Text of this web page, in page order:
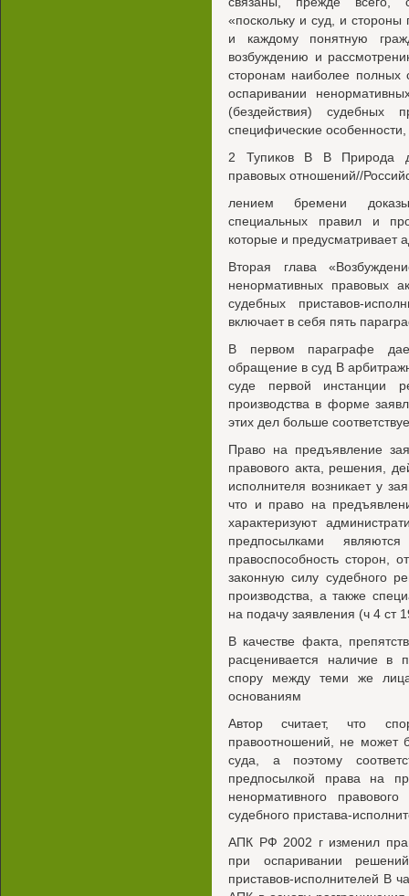
«поскольку и суд, и
и каждому понятную
возбуждению и
сторонам наиболее полных
оспаривании
(бездействия) судебных
специфические
2 Тупиков В В Природа
правовых отношений//
лением бремени
специальных правил и
которые и предусматривает
Вторая глава
ненормативных правовых
судебных приставов-
включает в себя пять
В первом параграфе
обращение в суд В
суде первой инстанции
производства в форме
этих дел больше
Право на предъявление
правового акта, решения,
исполнителя возникает у
что и право на
характеризуют
предпосылками являются
правоспособность сторон,
законную силу судебного
производства, а также
на подачу заявления (ч 4 ст
В качестве факта,
расценивается наличие в
спору между теми же
основаниям
Автор считает, что
правоотношений, не может
суда, а поэтому
предпосылкой права на
ненормативного
судебного пристава-
АПК РФ 2002 г изменил
при оспаривании
приставов-исполнителей В